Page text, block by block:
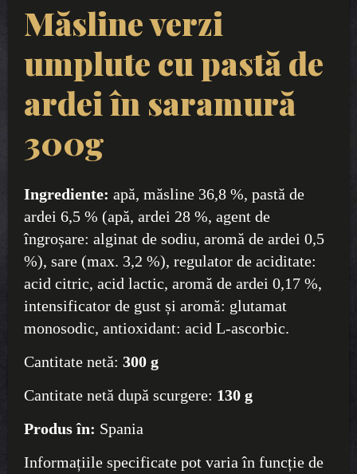
Măsline verzi
umplute cu pastă de
ardei în saramură
300g
Ingrediente: apă, măsline 36,8 %, pastă de
ardei 6,5 % (apă, ardei 28 %, agent de
îngroșare: alginat de sodiu, aromă de ardei 0,5
%), sare (max. 3,2 %), regulator de aciditate:
acid citric, acid lactic, aromă de ardei 0,17 %,
intensificator de gust și aromă: glutamat
monosodic, antioxidant: acid L-ascorbic.
Cantitate netă: 300 g
Cantitate netă după scurgere: 130 g
Produs în: Spania
Informațiile specificate pot varia în funcție de